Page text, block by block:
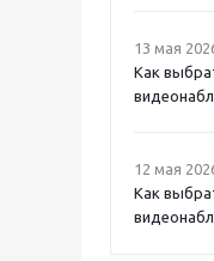
13 мая
Как
12 мая
Как